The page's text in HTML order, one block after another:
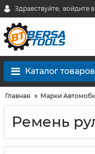
Здравствуйте, войдите
Каталог товаров
Главная Марки
Ремень